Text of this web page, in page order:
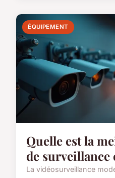
ÉQUIPEMENT
Quelle est la
de surveillance
La vidéosurveillance